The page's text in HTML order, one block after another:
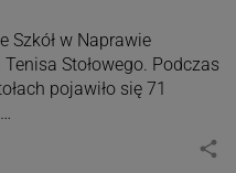
Szkół w Naprawie
Stołowego. Podczas
pojawiło się 71
share